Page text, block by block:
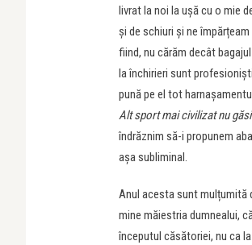
livrat la noi la ușă cu o mie
și de schiuri și ne
fiind, nu cărăm decât
la închirieri sunt
pună pe el tot
Alt sport mai civilizat nu
îndrăznim să-i propunem
așa subliminal.
Anul acesta sunt mulțumită
mine măiestria dumnealui,
începutul căsătoriei, nu ca